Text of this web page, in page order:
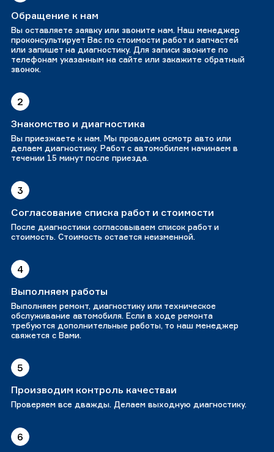
Обращение к нам
Вы оставляете заявку или звоните нам. Наш менеджер
проконсультирует Вас по стоимости работ и запчастей
или запишет на диагностику. Для записи звоните по
телефонам указанным на сайте или закажите обратный
звонок.
2
Знакомство и диагностика
Вы приезжаете к нам. Мы проводим осмотр авто или
делаем диагностику. Работ с автомобилем начинаем в
течении 15 минут после приезда.
3
Согласование списка работ и стоимости
После диагностики согласовываем список работ и
стоимость. Стоимость остается неизменной.
4
Выполняем работы
Выполняем ремонт, диагностику или техническое
обслуживание автомобиля. Если в ходе ремонта
требуются дополнительные работы, то наш менеджер
свяжется с Вами.
5
Производим контроль качестваи
Проверяем все дважды. Делаем выходную диагностику.
6